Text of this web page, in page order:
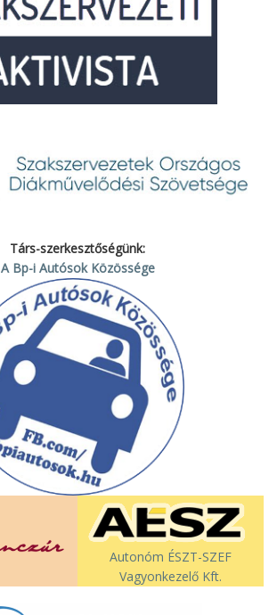
Társ-szerkesztőségünk:
A Bp-i Autósok Közössége
Autonóm ÉSZT-SZEF
Vagyonkezelő Kft.